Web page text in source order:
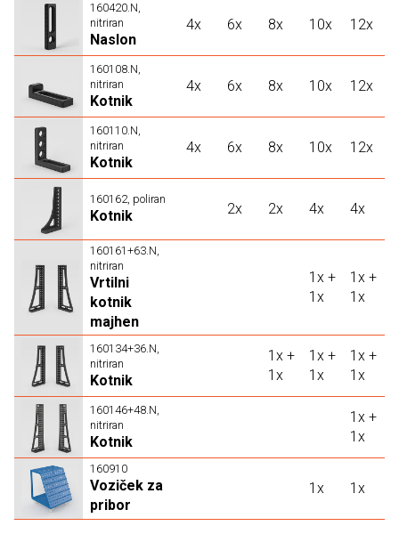
160420.N,
nitriran
Naslon
4x 6x 8x 10x 12x
160108.N,
nitriran
Kotnik
4x 6x 8x 10x 12x
160110.N,
nitriran
Kotnik
4x 6x 8x 10x 12x
160162, poliran
Kotnik 2x 2x 4x 4x
160161+63.N,
nitriran
Vrtilni
kotnik
majhen
1x +
1x
1x +
1x
160134+36.N,
nitriran
Kotnik
1x +
1x
1x +
1x
1x +
1x
160146+48.N,
nitriran
Kotnik
1x +
1x
160910
Voziček za
pribor
1x 1x